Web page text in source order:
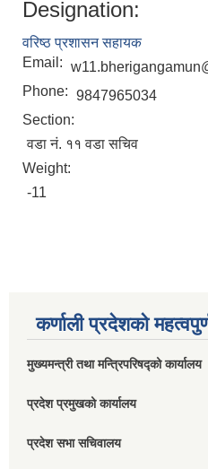
Designation:
वरिष्ठ प्रशासन सहायक
Email:
Phone: 9847965034
Section:
वडा नं. ११ वडा सचिव
Weight:
-11
कर्णाली प्रदेशको
मुख्यमन्त्री तथा मन्त्रिपरिषद्को कार्यालय
प्रदेश प्रमुखको कार्यालय
प्रदेश सभा सचिवालय